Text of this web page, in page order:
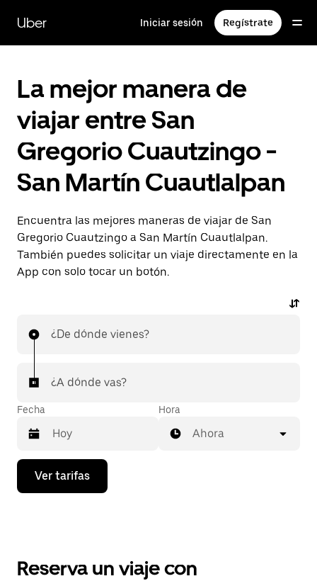
contenido
principal
Uber Iniciar sesión Regístrate
La mejor manera de
viajar entre San
Gregorio Cuautzingo -
San Martín Cuautlalpan
Encuentra las mejores maneras de viajar de San
Gregorio Cuautzingo a San Martín Cuautlalpan.
También puedes solicitar un viaje directamente en la
App con solo tocar un botón.
¿De dónde vienes?
¿A dónde vas?
Fecha
Presiona
flecha
el
Hora
Ahora
Ver tarifas
Reserva un viaje con